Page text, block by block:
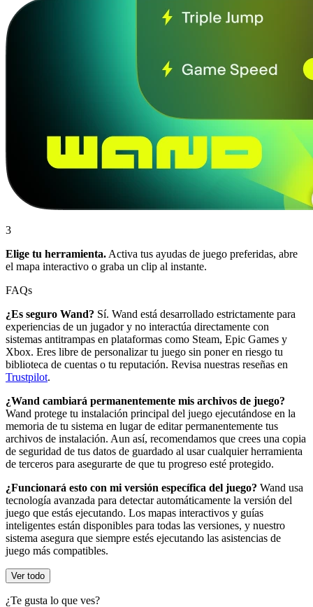
3
Elige tu herramienta. Activa tus ayudas de juego preferidas, abre
el mapa interactivo o graba un clip al instante.
FAQs
¿Es seguro Wand? Sí. Wand está desarrollado estrictamente para
experiencias de un jugador y no interactúa directamente con
sistemas antitrampas en plataformas como Steam, Epic Games y
Xbox. Eres libre de personalizar tu juego sin poner en riesgo tu
biblioteca de cuentas o tu reputación. Revisa nuestras reseñas en
Trustpilot.
¿Wand cambiará permanentemente mis archivos de juego?
Wand protege tu instalación principal del juego ejecutándose en la
memoria de tu sistema en lugar de editar permanentemente tus
archivos de instalación. Aun así, recomendamos que crees una copia
de seguridad de tus datos de guardado al usar cualquier herramienta
de terceros para asegurarte de que tu progreso esté protegido.
¿Funcionará esto con mi versión específica del juego? Wand usa
tecnología avanzada para detectar automáticamente la versión del
juego que estás ejecutando. Los mapas interactivos y guías
inteligentes están disponibles para todas las versiones, y nuestro
sistema asegura que siempre estés ejecutando las asistencias de
juego más compatibles.
Ver todo
¿Te gusta lo que ves?